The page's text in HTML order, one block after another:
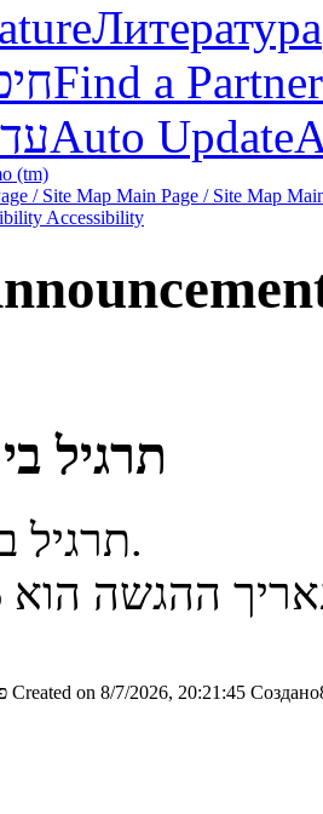
Литература
Find a Partner
Auto Update
/ Site Map Main Page / Site Map
Accessibility
תרגיל בית 3
תרגיל בית 3 פורסם.
ההגשה הוא 22.07.2026
Created on 8/7/2026, 20:21:45